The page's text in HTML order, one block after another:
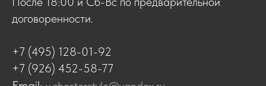
договоренности.
+7 (495) 128-01-92
+7 (926) 452-58-77